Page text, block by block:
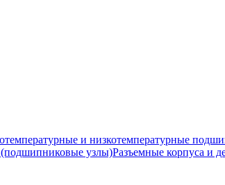
и низкотемпературные
узлы)Разъемные корпуса и